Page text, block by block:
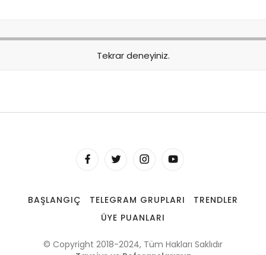
Tekrar deneyiniz.
BAŞLANGIÇ TELEGRAM GRUPLARI
TRENDLER
ÜYE PUANLARI
© Copyright 2018-2024, Tüm Hakları Saklıdır